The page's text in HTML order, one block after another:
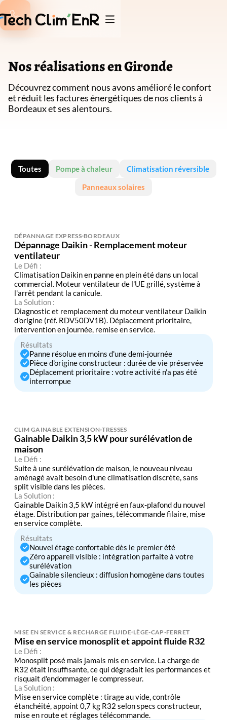
Nos réalisations en Gironde
Découvrez comment nous avons amélioré le confort
et réduit les factures énergétiquesde nos clients à
Bordeaux et ses alentours.
Toutes Pompe à chaleur
Climatisation réversible
Panneaux solaires
DÉPANNAGE EXPRESS BORDEAUX
Dépannage Daikin - Remplacement moteur
ventilateur
Le Défi :
Climatisation Daikin en panne en plein été dans un local
commercial. Moteur ventilateur de l'UE grillé, système à
l'arrêt pendant la canicule.
La Solution :
Diagnostic et remplacement du moteur ventilateur Daikin
d'origine (réf. RDV50DV1B). Déplacement prioritaire,
intervention en journée, remise en service.
Résultats
Panne résolue en moins d'une demi-journée
Pièce d'origine constructeur : durée de vie préservée
Déplacement prioritaire : votre activité n'a pas été
interrompue
CLIM GAINABLE EXTENSION TRESSES
Gainable Daikin 3,5 kW pour surélévation de
maison
Le Défi :
Suite à une surélévation de maison, le nouveau niveau
aménagé avait besoin d'une climatisation discrète, sans
split visible dans les pièces.
La Solution :
Gainable Daikin 3,5 kW intégré en faux-plafond du nouvel
étage. Distribution par gaines, télécommande filaire, mise
en service complète.
Résultats
Nouvel étage confortable dès le premier été
Zéro appareil visible : intégration parfaite à votre
surélévation
Gainable silencieux : diffusion homogène dans toutes
les pièces
MISE EN SERVICE & RECHARGE FLUIDE LÈGE-CAP-FERRET
Mise en service monosplit et appoint fluide R32
Le Défi :
Monosplit posé mais jamais mis en service. La charge de
R32 était insuffisante, ce qui dégradait les performances et
risquait d'endommager le compresseur.
La Solution :
Mise en service complète : tirage au vide, contrôle
étanchéité, appoint 0,7 kg R32 selon specs constructeur,
mise en route et réglages télécommande.
